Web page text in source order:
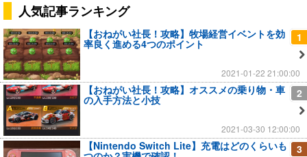
人気記事ランキング
1
【おねがい社長！攻略】牧場経営イベントを効
率良く進める4つのポイント
2021-01-22 21:00:00
2
【おねがい社長！攻略】オススメの乗り物・車
の入手方法と小技
2021-03-30 12:00:00
3
【Nintendo Switch Lite】充電はどのくらいも